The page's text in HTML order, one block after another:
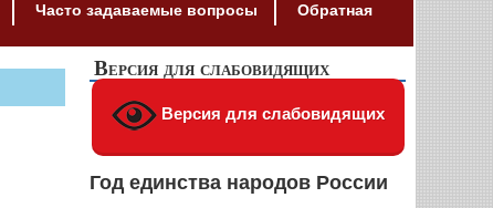
Часто задаваемые вопросы
Обратная
Версия для слабовидящих
Версия для слабовидящих
Год единства народов России